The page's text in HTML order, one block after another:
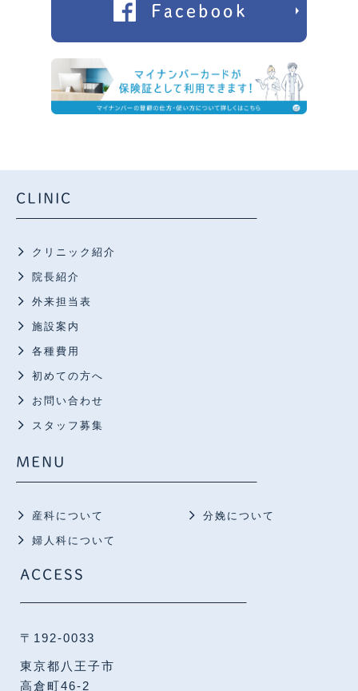
CLINIC
クリニック紹介
院長紹介
外来担当表
施設案内
各種費用
初めての方へ
お問い合わせ
スタッフ募集
MENU
産科について
婦人科について
分娩について
ACCESS
〒192-0033
東京都八王子市
高倉町46-2